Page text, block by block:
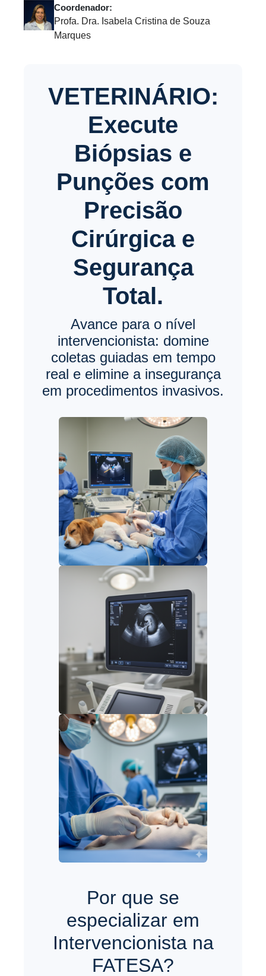
Coordenador:
Profa. Dra. Isabela Cristina de Souza
Marques
VETERINÁRIO:
Execute
Biópsias e
Punções com
Precisão
Cirúrgica e
Segurança
Total.
Avance para o nível
intervencionista: domine
coletas guiadas em tempo
real e elimine a insegurança
em procedimentos invasivos.
Por que se
especializar em
Intervencionista na
FATESA?